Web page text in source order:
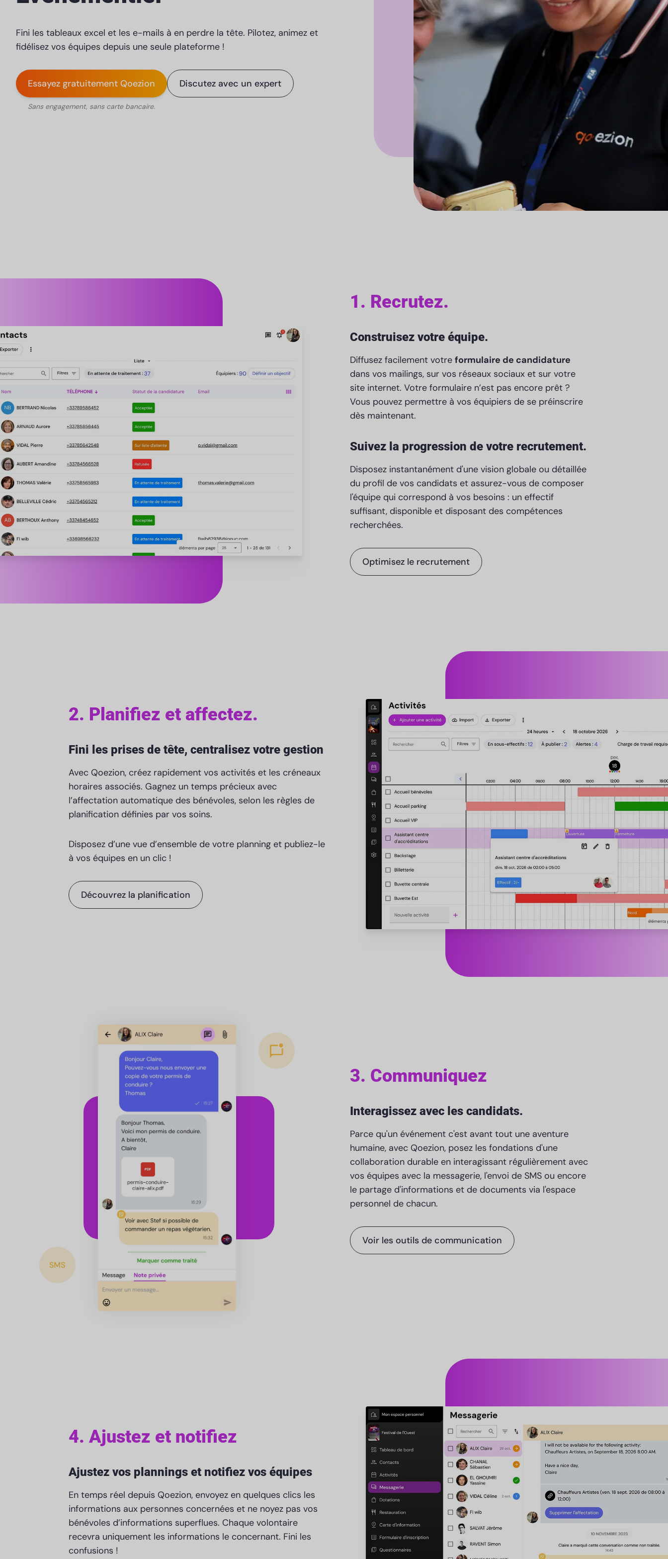
Fini les tableaux excel et les e-mails à en perdre la tête. Pilotez, animez et
fidélisez vos équipes depuis une seule plateforme !
Essayez gratuitement Qoezion
Sans engagement, sans carte bancaire.
Discutez avec un expert
1. Recrutez.
Construisez votre équipe.
Diffusez facilement votre formulaire de candidature
dans vos mailings, sur vos réseaux sociaux et sur votre
site internet. Votre formulaire n’est pas encore prêt ?
Vous pouvez permettre à vos équipiers de se préinscrire
dès maintenant.
Suivez la progression de votre recrutement.
Disposez instantanément d'une vision globale ou détaillée
du profil de vos candidats et assurez-vous de composer
l'équipe qui correspond à vos besoins : un effectif
suffisant, disponible et disposant des compétences
recherchées.
Optimisez le recrutement
2. Planifiez et affectez.
Fini les prises de tête, centralisez votre gestion
Avec Qoezion, créez rapidement vos activités et les créneaux
horaires associés. Gagnez un temps précieux avec
l’affectation automatique des bénévoles, selon les règles de
planification définies par vos soins.
Disposez d’une vue d’ensemble de votre planning et publiez-le
à vos équipes en un clic !
Découvrez la planification
3. Communiquez
Interagissez avec les candidats.
Parce qu'un événement c'est avant tout une aventure
humaine, avec Qoezion, posez les fondations d'une
collaboration durable en interagissant régulièrement avec
vos équipes avec la messagerie, l'envoi de SMS ou encore
le partage d'informations et de documents via l'espace
personnel de chacun.
Voir les outils de communication
4. Ajustez et notifiez
Ajustez vos plannings et notifiez vos équipes
En temps réel depuis Qoezion, envoyez en quelques clics les
informations aux personnes concernées et ne noyez pas vos
bénévoles d’informations superflues. Chaque volontaire
recevra uniquement les informations le concernant. Fini les
confusions !